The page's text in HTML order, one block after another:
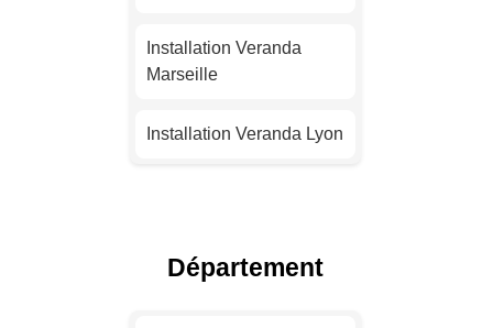
Installation Veranda
Marseille
Installation Veranda Lyon
Installation Veranda Nice
Département